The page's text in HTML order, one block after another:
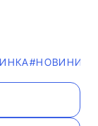
#НОВИНИ